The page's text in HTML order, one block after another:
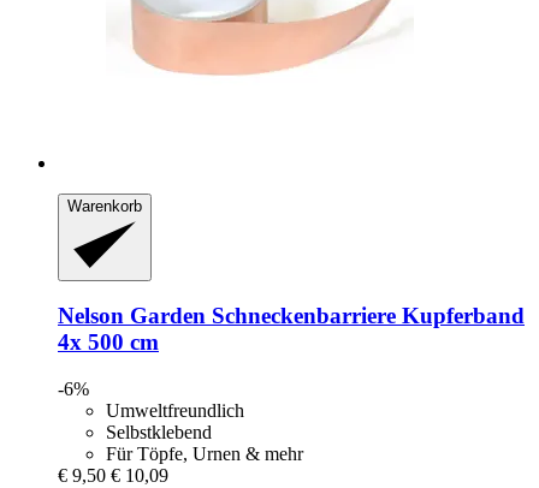
Warenkorb
Nelson Garden Schneckenbarriere Kupferband
4x 500 cm
-6%
Umweltfreundlich
Selbstklebend
Für Töpfe, Urnen & mehr
€ 9,50 € 10,09